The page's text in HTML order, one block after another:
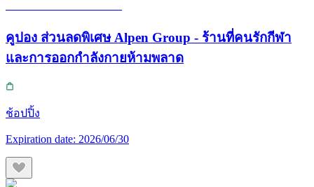
คูปอง ส่วนลดพิเศษ Alpen Group - ร้านที่คนรักกีฬา
และการออกกำลังกายห้ามพลาด
ช้อปปิ้ง
Expiration date: 2026/06/30